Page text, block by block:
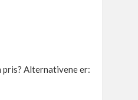
pris? Alternativene er: